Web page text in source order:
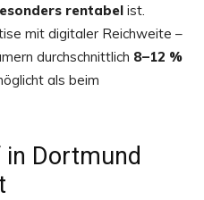
rentabel ist.
mit digitaler Reichweite –
durchschnittlich 8–12 %
als beim
in Dortmund